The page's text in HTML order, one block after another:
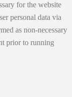
for the website
personal data via
as non-necessary
prior to running